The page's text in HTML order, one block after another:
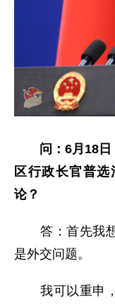
问： 6月18日
区行政长官普
论？
答：首先我想
是外交问题。
我可以重申，